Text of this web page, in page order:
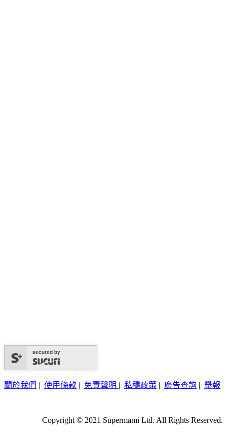
secured by
關於我們 | 使用條款 | 免責聲明 | 私穩政策 | 廣告查詢 | 舉報
Copyright © 2021 Supermami Ltd. All Rights Reserved.